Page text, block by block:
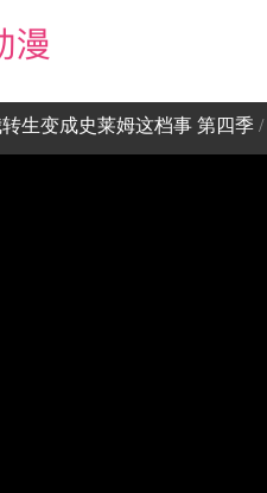
生变成史莱姆这档事 第四季 /